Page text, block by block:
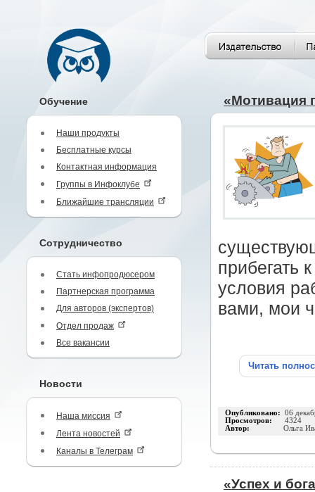
Обучение
Наши продукты
Бесплатные курсы
Контактная информация
Группы в Инфоклубе
Ближайшие трансляции
Сотрудничество
Стать инфопродюсером
Партнерская программа
Для авторов (экспертов)
Отдел продаж
Все вакансии
Новости
Наша миссия
Лента новостей
Каналы в Телеграм
«Мотивация
прибегать
условия
вами, мои
Читать
Опубликовано: 06
Просмотров: 4324
Автор: Ольга
«Успех и